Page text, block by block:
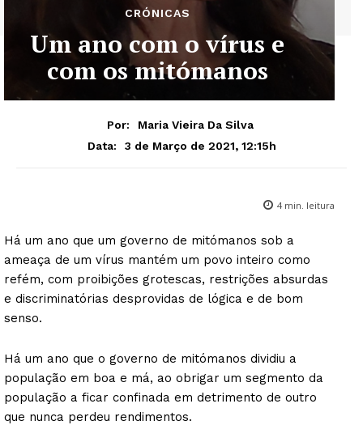
CRÓNICAS
Um ano com o vírus e
com os mitómanos
Por:
Maria Vieira Da Silva
Data:
3 de Março de 2021, 12:15h
4 min. leitura
Há um ano que um governo de mitómanos sob a
ameaça de um vírus mantém um povo inteiro como
refém, com proibições grotescas, restrições absurdas
e discriminatórias desprovidas de lógica e de bom
senso.
Há um ano que o governo de mitómanos dividiu a
população em boa e má, ao obrigar um segmento da
população a ficar confinada em detrimento de outro
que nunca perdeu rendimentos.